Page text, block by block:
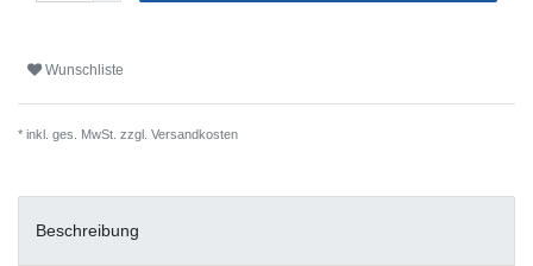
Wunschliste
* inkl. ges. MwSt. zzgl. Versandkosten
Beschreibung